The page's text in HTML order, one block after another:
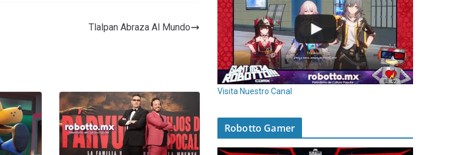
Tlalpan Abraza Al Mundo
Visita Nuestro Canal
Robotto Gamer